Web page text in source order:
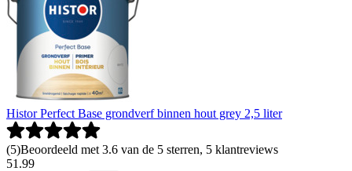
Histor Perfect Base grondverf binnen hout grey 2,5 liter
(5)Beoordeeld met 3.6 van de 5 sterren, 5 klantreviews
51 .99